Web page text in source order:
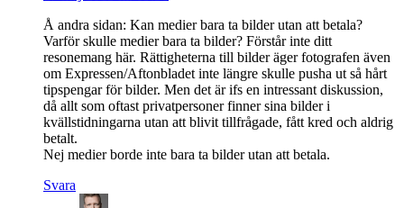
Å andra sidan: Kan medier bara ta bilder utan att betala?
Varför skulle medier bara ta bilder? Förstår inte ditt
resonemang här. Rättigheterna till bilder äger fotografen även
om Expressen/Aftonbladet inte längre skulle pusha ut så hårt
tipspengar för bilder. Men det är ifs en intressant diskussion,
då allt som oftast privatpersoner finner sina bilder i
kvällstidningarna utan att blivit tillfrågade, fått kred och aldrig
betalt.
Nej medier borde inte bara ta bilder utan att betala.
Svara